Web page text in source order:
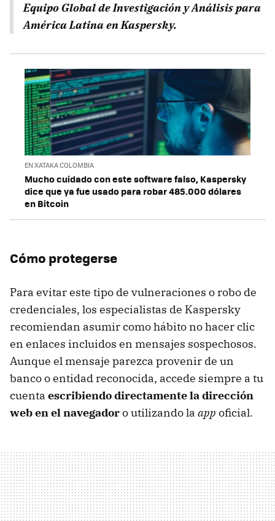
Equipo Global de Investigación y Análisis para
América Latina en Kaspersky.
EN XATAKA COLOMBIA
Mucho cuidado con este software falso, Kaspersky
dice que ya fue usado para robar 485.000 dólares
en Bitcoin
Cómo protegerse
Para evitar este tipo de vulneraciones o robo de
credenciales, los especialistas de Kaspersky
recomiendan asumir como hábito no hacer clic
en enlaces incluidos en mensajes sospechosos.
Aunque el mensaje parezca provenir de un
banco o entidad reconocida, accede siempre a tu
cuenta escribiendo directamente la dirección
web en el navegadoro utilizando la app oficial.